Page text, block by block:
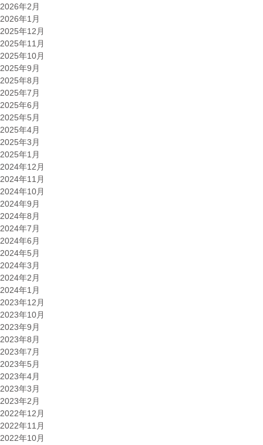
2026年2月
2026年1月
2025年12月
2025年11月
2025年10月
2025年9月
2025年8月
2025年7月
2025年6月
2025年5月
2025年4月
2025年3月
2025年1月
2024年12月
2024年11月
2024年10月
2024年9月
2024年8月
2024年7月
2024年6月
2024年5月
2024年3月
2024年2月
2024年1月
2023年12月
2023年10月
2023年9月
2023年8月
2023年7月
2023年5月
2023年4月
2023年3月
2023年2月
2022年12月
2022年11月
2022年10月